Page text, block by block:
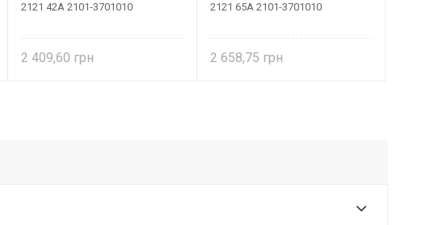
2121 42А 2101-3701010
2 409,60
2121 65А 2101-3701010
2 658,75